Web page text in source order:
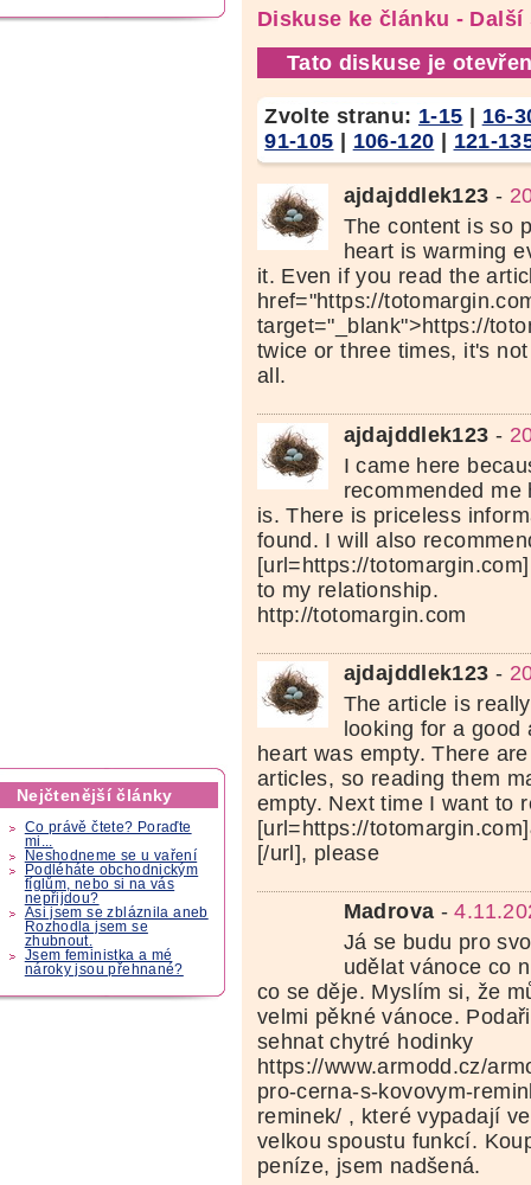
Nejčtenější články
Co právě čtete? Poraďte
mi...
Neshodneme se u vaření
Podléháte obchodnickým
fíglům, nebo si na vás
nepřijdou?
Asi jsem se zbláznila aneb
Rozhodla jsem se
zhubnout.
Jsem feministka a mé
nároky jsou přehnané?
Diskuse ke článku -
Tato diskuse je
Zvolte stranu: 1-15 | 16-
91-105 | 106-120 | 121-
ajdajddlek123 -
The content is so
heart is warming
it. Even if you read the
href="https://
target="_blank">https://
twice or three times, it's
all.
ajdajddlek123 -
I came here
recommended
is. There is priceless
found. I will also
[url=https://
to my relationship.
http://totomargin.com
ajdajddlek123 -
The article is
looking for a
heart was empty. There
articles, so reading them
empty. Next time I want to
[url=https://
[/url], please
Madrova -
Já se budu pro
udělat vánoce co
co se děje. Myslím si, že
velmi pěkné vánoce.
sehnat chytré hodinky
https://www.armodd.cz/
pro-cerna-s-kovovym-
reminek/ , které vypadají
velkou spoustu funkcí.
peníze, jsem nadšená.